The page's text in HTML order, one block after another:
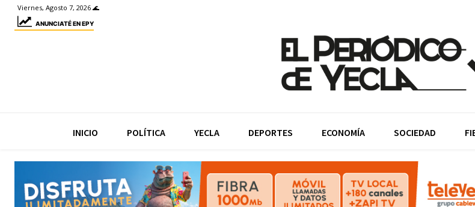
Viernes, Agosto 7, 2026 🌊
ANUNCIATÉ EN EPY
INICIO POLÍTICA YECLA DEPORTES ECONOMÍA SOCIEDAD